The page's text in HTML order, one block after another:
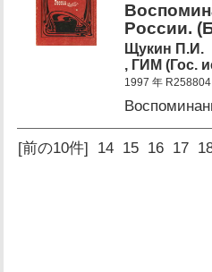
России.
Щукин П.И.
, ГИМ (Гос.
1997 年 R258804
[前の10件] 14 15 16 17